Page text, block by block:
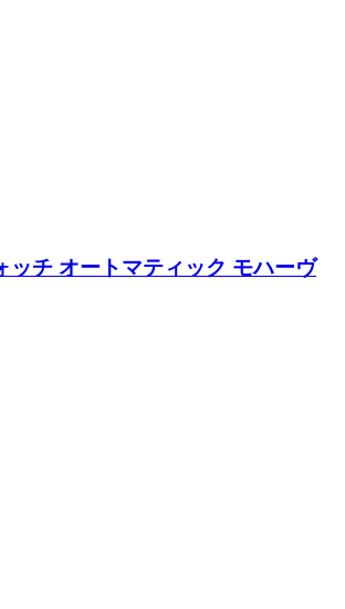
ッチ オートマティック モハーヴ